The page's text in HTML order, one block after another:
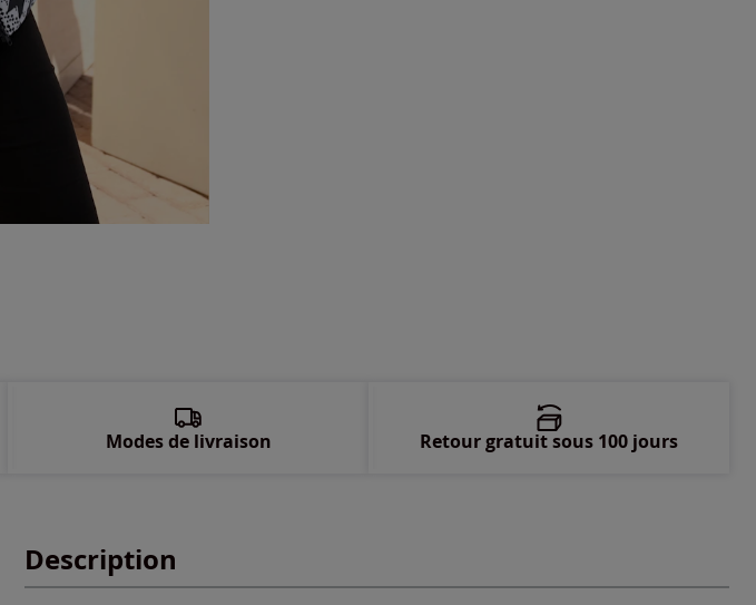
Description
Modes de livraison Retour gratuit sous 100 jours